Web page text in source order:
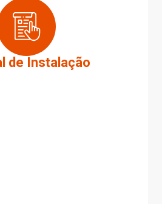
de Instalação